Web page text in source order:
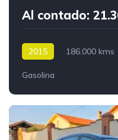
Al contado:
2015 186.000 kms
Gasolina